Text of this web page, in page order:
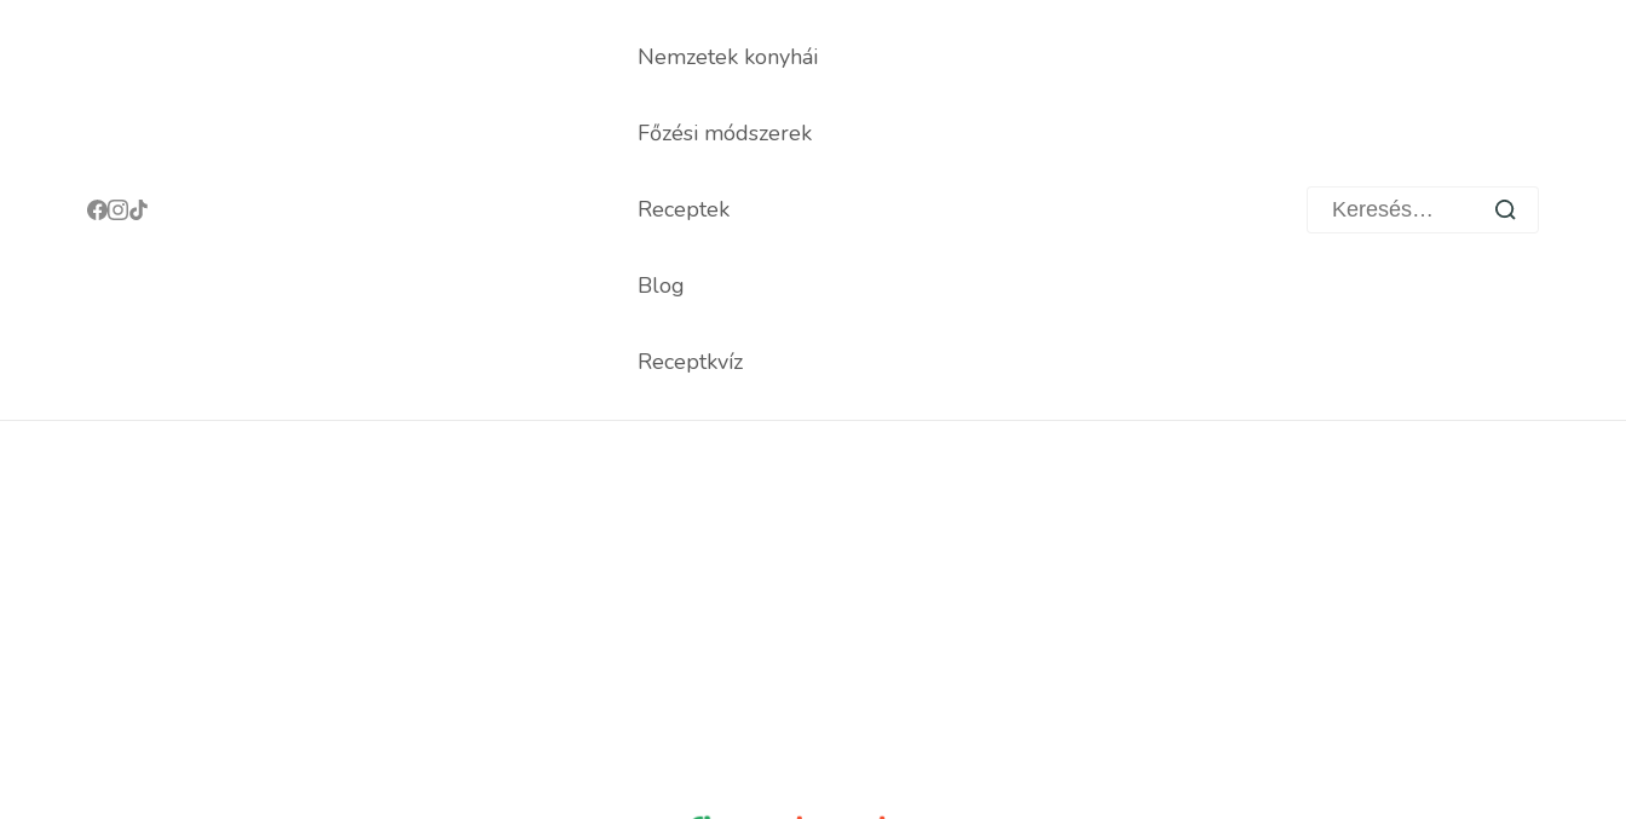
Nemzetek konyhái
Főzési módszerek
Receptek
Blog
Receptkvíz
Keresés: